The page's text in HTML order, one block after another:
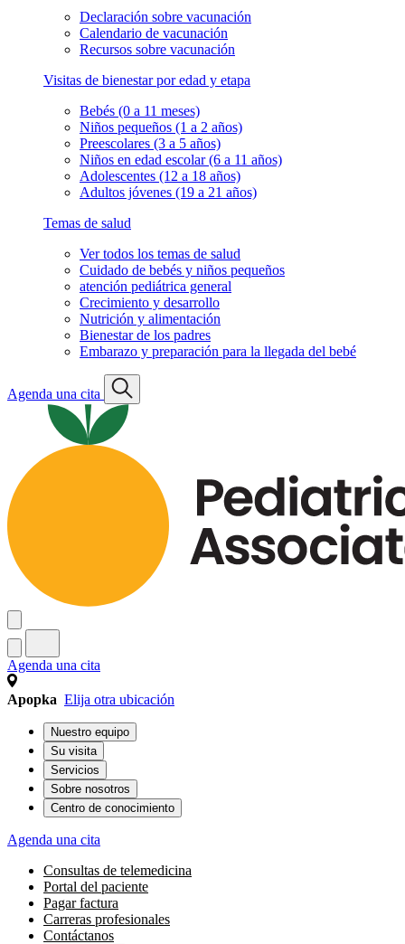
Declaración sobre vacunación
Calendario de vacunación
Recursos sobre vacunación
Visitas de bienestar por edad y etapa
Bebés (0 a 11 meses)
Niños pequeños (1 a 2 años)
Preescolares (3 a 5 años)
Niños en edad escolar (6 a 11 años)
Adolescentes (12 a 18 años)
Adultos jóvenes (19 a 21 años)
Temas de salud
Ver todos los temas de salud
Cuidado de bebés y niños pequeños
atención pediátrica general
Crecimiento y desarrollo
Nutrición y alimentación
Bienestar de los padres
Embarazo y preparación para la llegada del bebé
Agenda una cita
Agenda una cita
Apopka Elija otra ubicación
Nuestro equipo
Su visita
Servicios
Sobre nosotros
Centro de conocimiento
Agenda una cita
Consultas de telemedicina
Portal del paciente
Pagar factura
Carreras profesionales
Contáctanos